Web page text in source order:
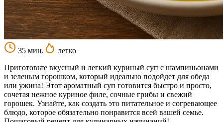
35 мин.
легко
Приготовьте вкусный и легкий куриный суп с шампиньонами
и зеленым горошком, который идеально подойдет для обеда
или ужина! Этот ароматный суп готовится быстро и просто,
сочетая нежное куриное филе, сочные грибы и свежий
горошек. Узнайте, как создать это питательное и согревающее
блюдо, которое обязательно понравится всей вашей семье.